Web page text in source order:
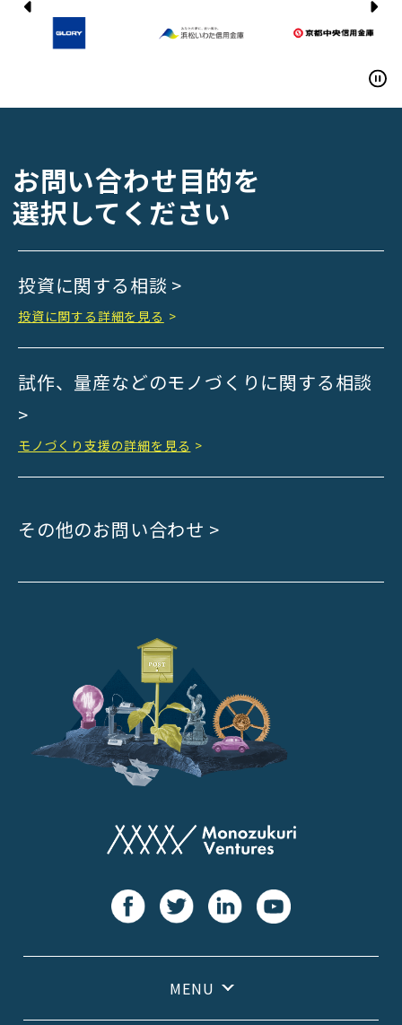
Hamamatsu Iwata Shinkin Bank
Kyoto Chuo Shinkin Bank
Kyoto Bank
Kyoto Shinkin Bank
maxell
SMBC
DBJ
ROHM
sunbridge
SHIMADZU
THK
Japan Post Bank
お問い合わせ目的を
選択してください
投資に関する相談 >
投資に関する詳細を見る >
試作、量産などのモノづくりに関する相談
>
モノづくり支援の詳細を見る >
その他のお問い合わせ >